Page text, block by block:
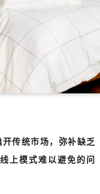
传统市场，弥补缺乏
上模式难以避免的问